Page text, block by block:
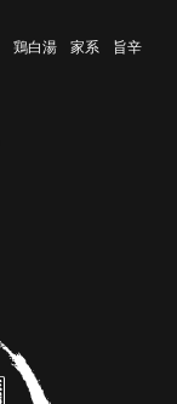
鶏白湯 家系
旨辛